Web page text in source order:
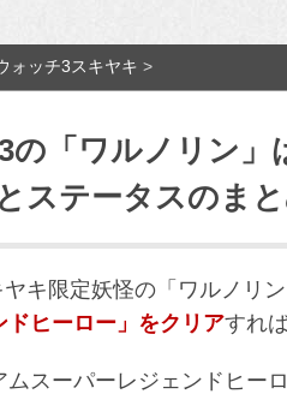
ォッチ3スキヤキ >
の「ワルノリン
ステータスのま
キ限定妖怪の「ワルノリ
ドヒーロー」をクリアすれ
ムスーパーレジェンドヒー